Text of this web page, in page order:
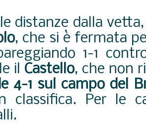
distanze dalla
, che si è fermata
1-1
il Castello, che non
4-1 sul campo del
classifica. Per le